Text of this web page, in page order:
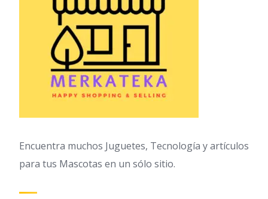
Encuentra muchos Juguetes, Tecnología y artículos
para tus Mascotas en un sólo sitio.